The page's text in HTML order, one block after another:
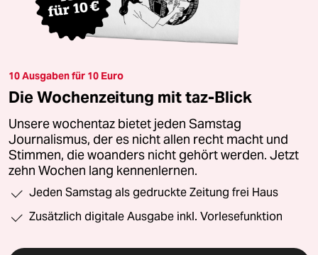
10 Ausgaben für 10 Euro
Die Wochenzeitung mit taz-Blick
Unsere wochentaz bietet jeden Samstag
Journalismus, der es nicht allen recht macht und
Stimmen, die woanders nicht gehört werden. Jetzt
zehn Wochen lang kennenlernen.
Jeden Samstag als gedruckte Zeitung frei Haus
Zusätzlich digitale Ausgabe inkl. Vorlesefunktion